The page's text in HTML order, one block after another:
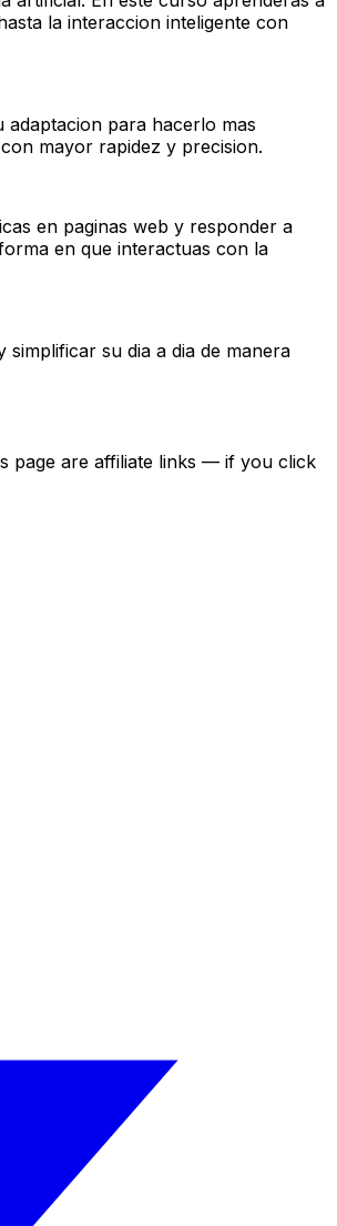
la interaccion inteligente con
adaptacion para hacerlo mas
mayor rapidez y precision.
en paginas web y responder a
en que interactuas con la
su dia a dia de manera
page are affiliate links — if you click